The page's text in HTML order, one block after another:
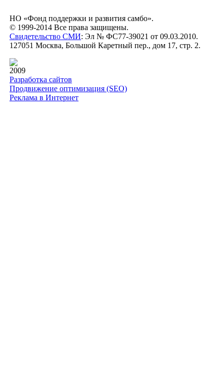
НО «Фонд поддержки и развития самбо».
© 1999-2014 Все права защищены.
Свидетельство СМИ: Эл № ФС77-39021 от 09.03.2010.
127051 Москва, Большой Каретный пер., дом 17, стр. 2.
2009
Разработка сайтов
Продвижение оптимизация (SEO)
Реклама в Интернет